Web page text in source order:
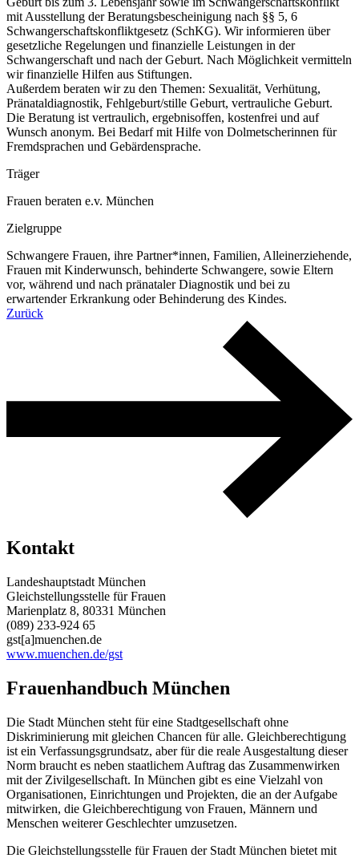
mit Ausstellung der Beratungsbescheinigung nach §§ 5, 6
Schwangerschaftskonfliktgesetz (SchKG). Wir informieren über
gesetzliche Regelungen und finanzielle Leistungen in der
Schwangerschaft und nach der Geburt. Nach Möglichkeit vermitteln
wir finanzielle Hilfen aus Stiftungen.
Außerdem beraten wir zu den Themen: Sexualität, Verhütung,
Pränataldiagnostik, Fehlgeburt/stille Geburt, vertrauliche Geburt.
Die Beratung ist vertraulich, ergebnisoffen, kostenfrei und auf
Wunsch anonym. Bei Bedarf mit Hilfe von Dolmetscherinnen für
Fremdsprachen und Gebärdensprache.
Träger
Frauen beraten e.v. München
Zielgruppe
Schwangere Frauen, ihre Partner*innen, Familien, Alleinerziehende,
Frauen mit Kinderwunsch, behinderte Schwangere, sowie Eltern
vor, während und nach pränataler Diagnostik und bei zu
erwartender Erkrankung oder Behinderung des Kindes.
Zurück
Kontakt
Landeshauptstadt München
Gleichstellungsstelle für Frauen
Marienplatz 8, 80331 München
(089) 233-924 65
gst[a]muenchen.de
www.muenchen.de/gst
Frauenhandbuch München
Die Stadt München steht für eine Stadtgesellschaft ohne
Diskriminierung mit gleichen Chancen für alle. Gleichberechtigung
ist ein Verfassungsgrundsatz, aber für die reale Ausgestaltung dieser
Norm braucht es neben staatlichem Auftrag das Zusammenwirken
mit der Zivilgesellschaft. In München gibt es eine Vielzahl von
Organisationen, Einrichtungen und Projekten, die an der Aufgabe
mitwirken, die Gleichberechtigung von Frauen, Männern und
Menschen weiterer Geschlechter umzusetzen.
Die Gleichstellungsstelle für Frauen der Stadt München bietet mit